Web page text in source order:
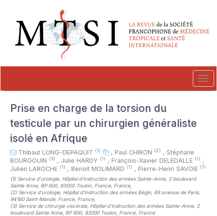
##plugins.themes.novelty.accessible_menu.main_navigation##
##plugins.themes.novelty.accessible_menu.main_content##
##plugins.themes.novelty.accessible_menu.sidebar##
Prise en charge de la torsion du
testicule par un chirurgien généraliste
isolé en Afrique
Thibaut LONG-DEPAQUIT (1) , Paul CHIRON (2) , Stéphane
BOURGOUIN (3) , Julie HARDY (1) , François-Xavier DELEDALLE (1) ,
Julien LAROCHE (1) , Benoit MOLIMARD (1) , Pierre-Henri SAVOIE (1)
(1) Service d’urologie, Hôpital d’instruction des armées Sainte-Anne, 2 boulevard
Sainte Anne, BP 600, 83000 Toulon, France, France,
(2) Service d’urologie, Hôpital d’instruction des armées Bégin, 69 avenue de Paris,
94160 Saint-Mandé, France, France,
(3) Service de chirurgie viscérale, Hôpital d’instruction des armées Sainte-Anne, 2
boulevard Sainte Anne, BP 600, 83000 Toulon, France, France